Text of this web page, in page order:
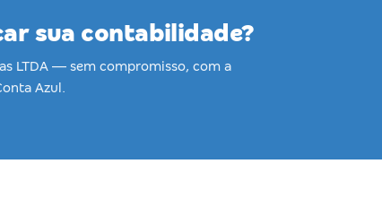
sua contabilidade?
LTDA — sem compromisso, com a
Azul.